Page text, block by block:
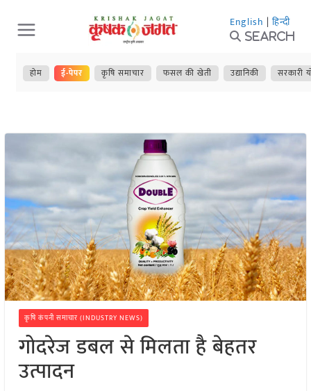
Skip
to
content
English | हिन्दी
Search
होम ई-पेपर कृषि समाचार फसल की खेती उद्यानिकी सरकारी
कृषि कंपनी समाचार (INDUSTRY NEWS)
गोदरेज डबल से मिलता है बेहतर
उत्पादन